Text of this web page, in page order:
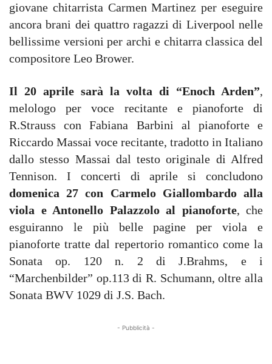
giovane chitarrista Carmen Martinez per eseguire
ancora brani dei quattro ragazzi di Liverpool nelle
bellissime versioni per archi e chitarra classica del
compositore Leo Brower.
Il 20 aprile sarà la volta di “Enoch Arden”,
melologo per voce recitante e pianoforte di
R.Strauss con Fabiana Barbini al pianoforte e
Riccardo Massai voce recitante, tradotto in Italiano
dallo stesso Massai dal testo originale di Alfred
Tennison. I concerti di aprile si concludono
domenica 27 con Carmelo Giallombardo alla
viola e Antonello Palazzolo al pianoforte, che
esguiranno le più belle pagine per viola e
pianoforte tratte dal repertorio romantico come la
Sonata op. 120 n. 2 di J.Brahms, e i
“Marchenbilder” op.113 di R. Schumann, oltre alla
Sonata BWV 1029 di J.S. Bach.
- Pubblicità -